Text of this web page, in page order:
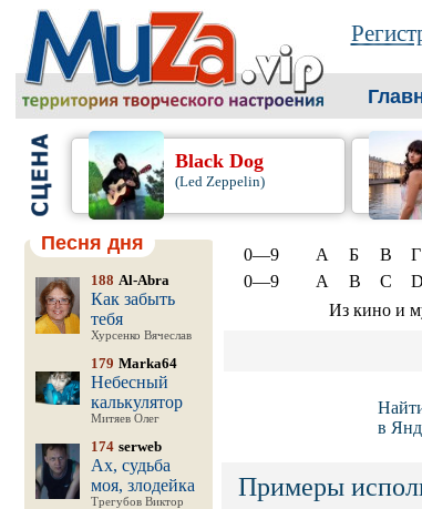
Black Dog
(Led Zeppelin)
Песня дня
188 Al-Abra
Как забыть
тебя
Хурсенко Вячеслав
179 Marka64
Небесный
калькулятор
Митяев Олег
174 serweb
Ах, судьба
моя, злодейка
Трегубов Виктор
0—9 А Б В Г
0—9
A B C D
Из кино и
в
Примеры